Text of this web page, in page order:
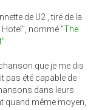
de U2 , tiré de la
Hotel", nommé "The
que je me dis
pas été capable de
dans leurs
quand même moyen,